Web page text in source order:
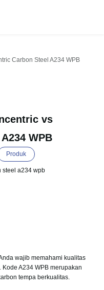
Carbon Steel A234 WPB
vs
WPB
Produk
wajib memahami kualitas
A234 WPB merupakan
tempa berkualitas.